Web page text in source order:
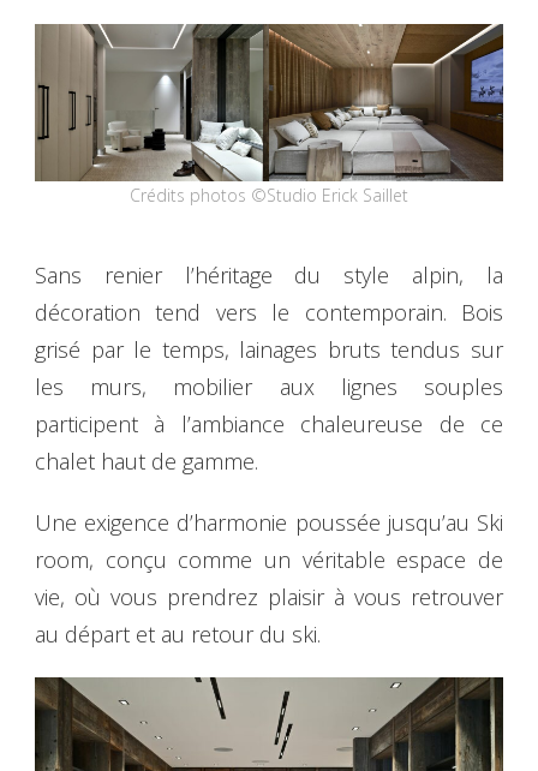
Crédits photos ©Studio Erick Saillet
Sans renier l’héritage du style alpin, la
décoration tend vers le contemporain. Bois
grisé par le temps, lainages bruts tendus sur
les murs, mobilier aux lignes souples
participent à l’ambiance chaleureuse de ce
chalet haut de gamme.
Une exigence d’harmonie poussée jusqu’au Ski
room, conçu comme un véritable espace de
vie, où vous prendrez plaisir à vous retrouver
au départ et au retour du ski.